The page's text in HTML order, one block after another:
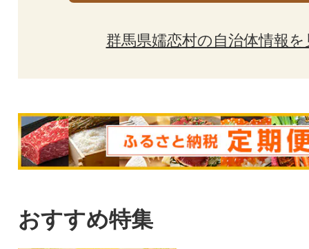
群馬県嬬恋村の自治体情報を
おすすめ特集